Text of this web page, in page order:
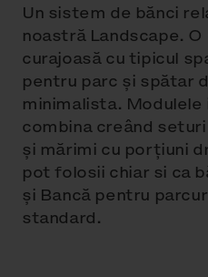
Un sistem de bănci
noastră Landscape.
curajoasă cu tipicul
pentru parc și spătar
minimalista.
combina creând
și mărimi cu porțiuni
pot folosii chiar si ca
și Bancă pentru
standard.